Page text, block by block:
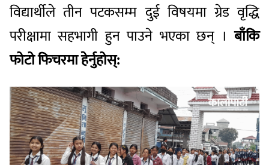
विद्यार्थीले तीन पटकसम्म दुई विषयमा ग्रेड वृद्धि
परीक्षामा सहभागी हुन पाउने भएका छन् ।बाँकि
फोटो फिचरमा हेर्नुहोस्: